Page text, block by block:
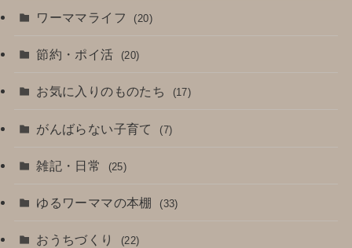
ワーママライフ (20)
節約・ポイ活 (20)
お気に入りのものたち (17)
がんばらない子育て (7)
雑記・日常 (25)
ゆるワーママの本棚 (33)
おうちづくり (22)